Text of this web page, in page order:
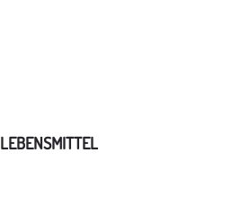
LEBENSMITTEL